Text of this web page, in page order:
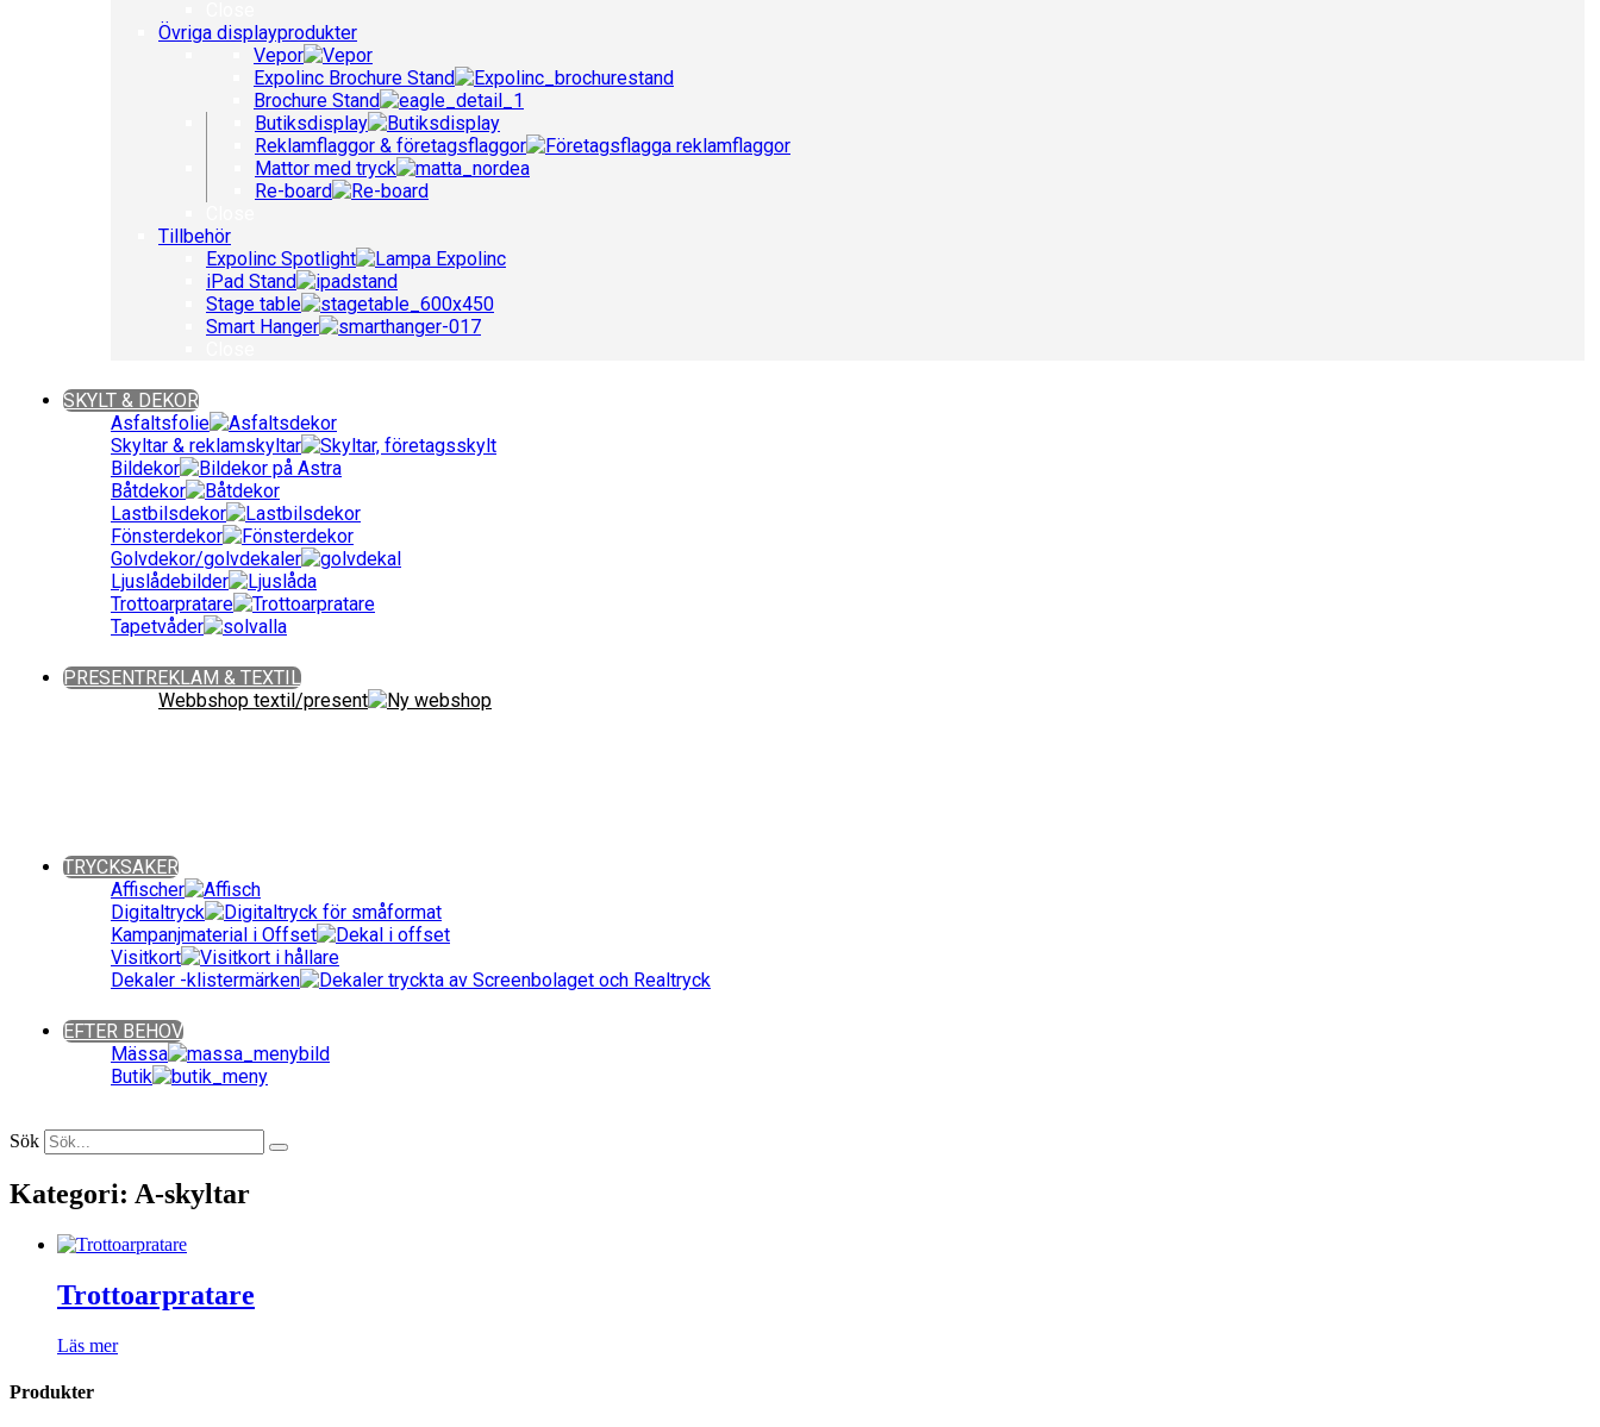
Övriga displayprodukter
Vepor
Expolinc Brochure Stand
Brochure Stand
Butiksdisplay
Reklamflaggor & företagsflaggor
Mattor med tryck
Re-board
Tillbehör
Expolinc Spotlight
iPad Stand
Stage table
Smart Hanger
SKYLT & DEKOR
Asfaltsfolie
Skyltar & reklamskyltar
Bildekor
Båtdekor
Lastbilsdekor
Fönsterdekor
Golvdekor/golvdekaler
Ljuslådebilder
Trottoarpratare
Tapetvåder
PRESENTREKLAM & TEXTIL
Webbshop textil/present
TRYCKSAKER
Affischer
Digitaltryck
Kampanjmaterial i Offset
Visitkort
Dekaler -klistermärken
EFTER BEHOV
Mässa
Butik
Sök
Kategori: A-skyltar
Trottoarpratare
Läs mer
Produkter